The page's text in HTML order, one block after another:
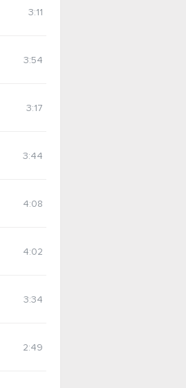
3:11
3:54
3:17
3:44
4:08
4:02
3:34
2:49